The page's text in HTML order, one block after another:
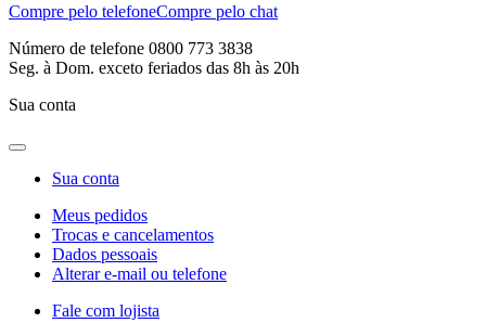
Compre pelo telefoneCompre pelo chat
Número de telefone 0800 773 3838
Seg. à Dom. exceto feriados das 8h às 20h
Sua conta
Sua conta
Meus pedidos
Trocas e cancelamentos
Dados pessoais
Alterar e-mail ou telefone
Fale com lojista